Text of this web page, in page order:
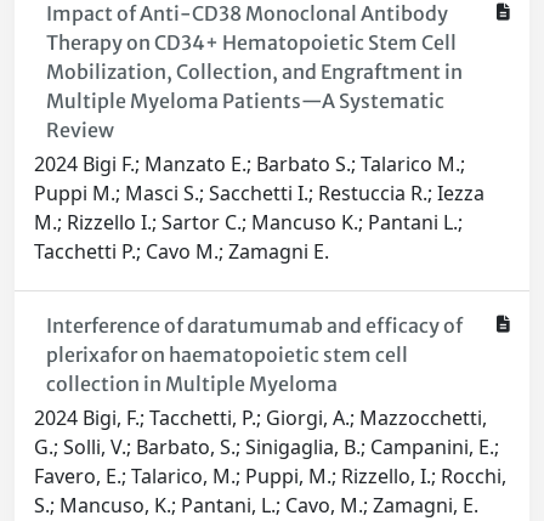
Impact of Anti-CD38 Monoclonal Antibody
Therapy on CD34+ Hematopoietic Stem Cell
Mobilization, Collection, and Engraftment in
Multiple Myeloma Patients—A Systematic
Review
2024 Bigi F.; Manzato E.; Barbato S.; Talarico M.;
Puppi M.; Masci S.; Sacchetti I.; Restuccia R.; Iezza
M.; Rizzello I.; Sartor C.; Mancuso K.; Pantani L.;
Tacchetti P.; Cavo M.; Zamagni E.
Interference of daratumumab and efficacy of
plerixafor on haematopoietic stem cell
collection in Multiple Myeloma
2024 Bigi, F.; Tacchetti, P.; Giorgi, A.; Mazzocchetti,
G.; Solli, V.; Barbato, S.; Sinigaglia, B.; Campanini, E.;
Favero, E.; Talarico, M.; Puppi, M.; Rizzello, I.; Rocchi,
S.; Mancuso, K.; Pantani, L.; Cavo, M.; Zamagni, E.